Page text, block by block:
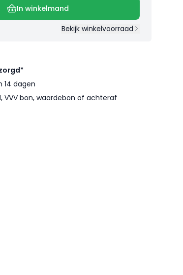
In winkelmand
Bekijk winkelvoorraad
14 dagen
VVV bon, waardebon of achteraf